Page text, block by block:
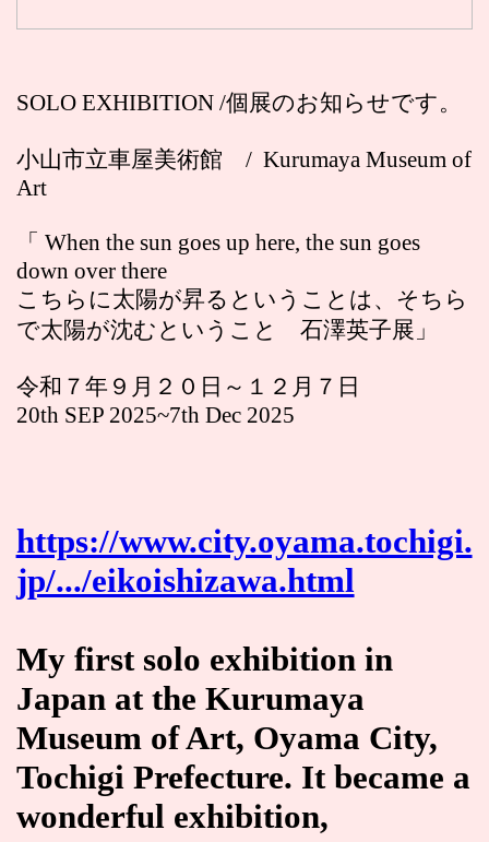
SOLO EXHIBITION /個展のお知らせです。
小山市立車屋美術館 / Kurumaya Museum of
Art
「 When the sun goes up here, the sun goes
down over there
こちらに太陽が昇るということは、そちら
で太陽が沈むということ 石澤英子展」
令和７年９月２０日～１２月７日
20th SEP 2025~7th Dec 2025
https://www.city.oyama.tochigi.
jp/.../eikoishizawa.html
My first solo exhibition in
Japan at the Kurumaya
Museum of Art, Oyama City,
Tochigi Prefecture. It became a
wonderful exhibition,